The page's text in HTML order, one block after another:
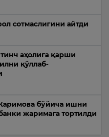
сотмаслигини айтди
аҳолига қарши
қўллаб-
бўйича ишни
жаримага тортилди